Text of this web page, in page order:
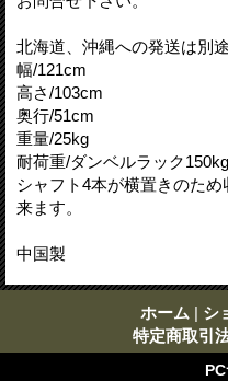
北海道、沖縄への発送は別
幅/121cm
高さ/103cm
奥行/51cm
重量/25kg
耐荷重/ダンベルラック
シャフト4本が横置きのた
来ます。
中国製
ホーム | シ
特定商取引